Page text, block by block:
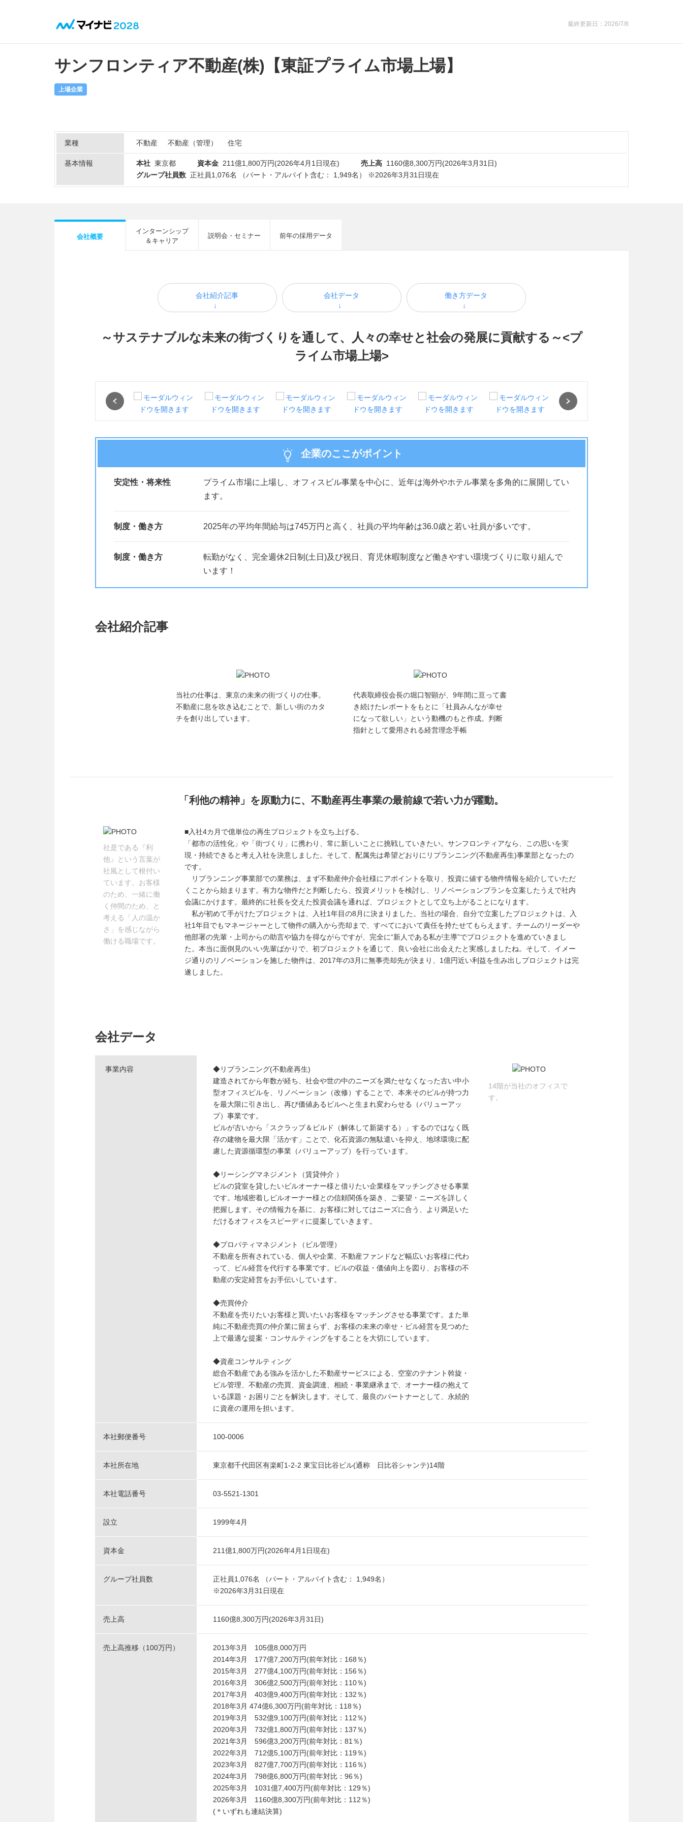
最終更新日：2026/7/8
サンフロンティア不動産(株)【東証プライム市場上場】
上場企業
業種 不動産 不動産（管理） 住宅
基本情報 本社 東京都 資本金 211億1,800万円(2026年4月1日現在) 売上高 1160億8,300万円(2026年3月31日)
グループ社員数 正社員1,076名 （パート・アルバイト含む： 1,949名） ※2026年3月31日現在
会社概要
インターンシップ
＆キャリア
説明会・セミナー 前年の採用データ
会社紹介記事 会社データ 働き方データ
～サステナブルな未来の街づくりを通して、人々の幸せと社会の発展に貢献する～<プ
ライム市場上場>
企業のここがポイント
安定性・将来性
プライム市場に上場し、オフィスビル事業を中心に、近年は海外やホテル事業を多角的に展開してい
ます。
制度・働き方 2025年の平均年間給与は745万円と高く、社員の平均年齢は36.0歳と若い社員が多いです。
制度・働き方
転勤がなく、完全週休2日制(土日)及び祝日、育児休暇制度など働きやすい環境づくりに取り組んで
います！
会社紹介記事
当社の仕事は、東京の未来の街づくりの仕事。
不動産に息を吹き込むことで、新しい街のカタ
チを創り出しています。
代表取締役会長の堀口智顕が、9年間に亘って書
き続けたレポートをもとに「社員みんなが幸せ
になって欲しい」という動機のもと作成。判断
指針として愛用される経営理念手帳
「利他の精神」を原動力に、不動産再生事業の最前線で若い力が躍動。
社是である『利
他』という言葉が
社風として根付い
ています。お客様
のため、一緒に働
く仲間のため、と
考える「人の温か
さ」を感じながら
働ける職場です。
■入社4カ月で億単位の再生プロジェクトを立ち上げる。
「都市の活性化」や「街づくり」に携わり、常に新しいことに挑戦していきたい。サンフロンティアなら、この思いを実
現・持続できると考え入社を決意しました。そして、配属先は希望どおりにリプランニング(不動産再生)事業部となったの
です。
リプランニング事業部での業務は、まず不動産仲介会社様にアポイントを取り、投資に値する物件情報を紹介していただ
くことから始まります。有力な物件だと判断したら、投資メリットを検討し、リノベーションプランを立案したうえで社内
会議にかけます。最終的に社長を交えた投資会議を通れば、プロジェクトとして立ち上がることになります。
私が初めて手がけたプロジェクトは、入社1年目の8月に決まりました。当社の場合、自分で立案したプロジェクトは、入
社1年目でもマネージャーとして物件の購入から売却まで、すべてにおいて責任を持たせてもらえます。チームのリーダーや
他部署の先輩・上司からの助言や協力を得ながらですが、完全に“新人である私が主導”でプロジェクトを進めていきまし
た。本当に面倒見のいい先輩ばかりで、初プロジェクトを通じて、良い会社に出会えたと実感しましたね。そして、イメー
ジ通りのリノベーションを施した物件は、2017年の3月に無事売却先が決まり、1億円近い利益を生み出しプロジェクトは完
遂しました。
会社データ
事業内容
◆リプランニング(不動産再生)
建造されてから年数が経ち、社会や世の中のニーズを満たせなくなった古い中小
型オフィスビルを、リノベーション（改修）することで、本来そのビルが持つ力
を最大限に引き出し、再び価値あるビルへと生まれ変わらせる（バリューアッ
プ）事業です。
ビルが古いから「スクラップ＆ビルド（解体して新築する）」するのではなく既
存の建物を最大限「活かす」ことで、化石資源の無駄遣いを抑え、地球環境に配
慮した資源循環型の事業（バリューアップ）を行っています。
◆リーシングマネジメント（賃貸仲介 ）
ビルの貸室を貸したいビルオーナー様と借りたい企業様をマッチングさせる事業
です。地域密着しビルオーナー様との信頼関係を築き、ご要望・ニーズを詳しく
把握します。その情報力を基に、お客様に対してはニーズに合う、より満足いた
だけるオフィスをスピーディに提案していきます。
◆プロパティマネジメント（ビル管理）
不動産を所有されている、個人や企業、不動産ファンドなど幅広いお客様に代わ
って、ビル経営を代行する事業です。ビルの収益・価値向上を図り、お客様の不
動産の安定経営をお手伝いしています。
◆売買仲介
不動産を売りたいお客様と買いたいお客様をマッチングさせる事業です。また単
純に不動産売買の仲介業に留まらず、お客様の未来の幸せ・ビル経営を見つめた
上で最適な提案・コンサルティングをすることを大切にしています。
◆資産コンサルティング
総合不動産である強みを活かした不動産サービスによる、空室のテナント斡旋・
ビル管理、不動産の売買、資金調達、相続・事業継承まで、オーナー様の抱えて
いる課題・お困りごとを解決します。そして、最良のパートナーとして、永続的
に資産の運用を担います。
14階が当社のオフィスで
す。
本社郵便番号 100-0006
本社所在地 東京都千代田区有楽町1-2-2 東宝日比谷ビル(通称 日比谷シャンテ)14階
本社電話番号 03-5521-1301
設立 1999年4月
資本金 211億1,800万円(2026年4月1日現在)
グループ社員数
正社員1,076名 （パート・アルバイト含む： 1,949名）
※2026年3月31日現在
売上高 1160億8,300万円(2026年3月31日)
売上高推移（100万円）
2013年3月 105億8,000万円
2014年3月 177億7,200万円(前年対比：168％)
2015年3月 277億4,100万円(前年対比：156％)
2016年3月 306億2,500万円(前年対比：110％)
2017年3月 403億9,400万円(前年対比：132％)
2018年3月 474億6,300万円(前年対比：118％)
2019年3月 532億9,100万円(前年対比：112％)
2020年3月 732億1,800万円(前年対比：137％)
2021年3月 596億3,200万円(前年対比：81％)
2022年3月 712億5,100万円(前年対比：119％)
2023年3月 827億7,700万円(前年対比：116％)
2024年3月 798億6,800万円(前年対比：96％)
2025年3月 1031億7,400万円(前年対比：129％)
2026年3月 1160億8,300万円(前年対比：112％)
(＊いずれも連結決算)